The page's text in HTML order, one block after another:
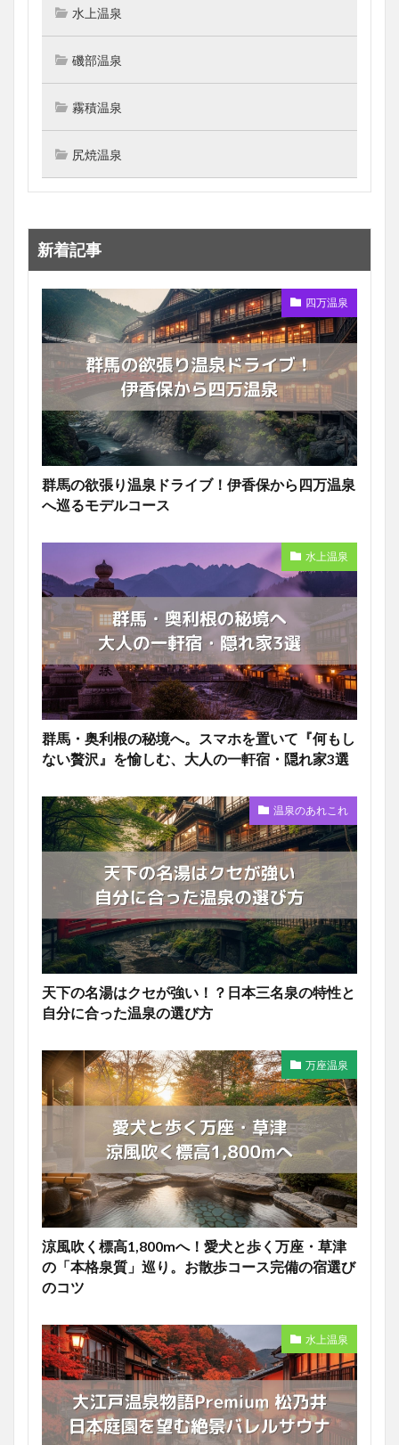
水上温泉
磯部温泉
霧積温泉
尻焼温泉
新着記事
四万温泉
群馬の欲張り温泉ドライブ！伊香保から四万温泉
へ巡るモデルコース
水上温泉
群馬・奥利根の秘境へ。スマホを置いて『何もし
ない贅沢』を愉しむ、大人の一軒宿・隠れ家3選
温泉のあれこれ
天下の名湯はクセが強い！？日本三名泉の特性と
自分に合った温泉の選び方
万座温泉
涼風吹く標高1,800mへ！愛犬と歩く万座・草津
の「本格泉質」巡り。お散歩コース完備の宿選び
のコツ
水上温泉